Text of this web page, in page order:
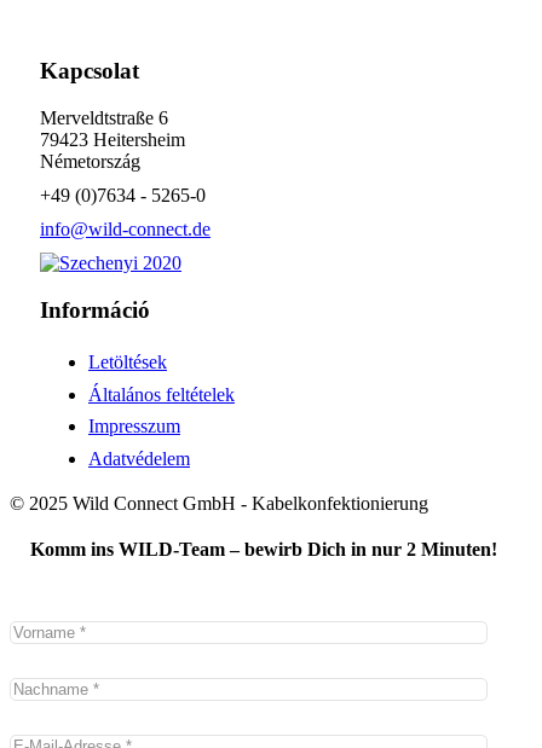
Kapcsolat
Merveldtstraße 6
79423 Heitersheim
Németország
+49 (0)7634 - 5265-0
info@wild-connect.de
Információ
Letöltések
Általános feltételek
Impresszum
Adatvédelem
© 2025 Wild Connect GmbH - Kabelkonfektionierung
Komm ins WILD-Team – bewirb Dich in nur 2 Minuten!